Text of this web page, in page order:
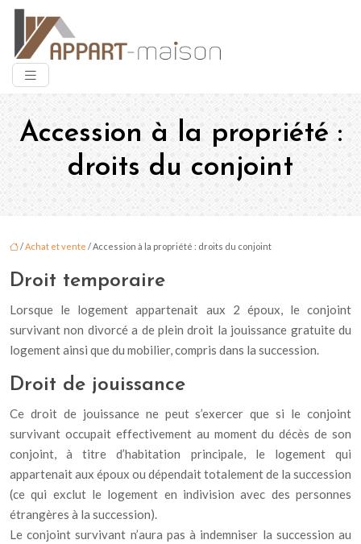
Accession à la propriété :
droits du conjoint
/Achat et vente / Accession à la propriété : droits du conjoint
Droit temporaire
Lorsque le logement appartenait aux 2 époux, le conjoint
survivant non divorcé a de plein droit la jouissance gratuite du
logement ainsi que du mobilier, compris dans la succession.
Droit de jouissance
Ce droit de jouissance ne peut s’exercer que si le conjoint
survivant occupait effectivement au moment du décès de son
conjoint, à titre d’habitation principale, le logement qui
appartenait aux époux ou dépendait totalement de la succession
(ce qui exclut le logement en indivision avec des personnes
étrangères à la succession).
Le conjoint survivant n’aura pas à indemniser la succession au